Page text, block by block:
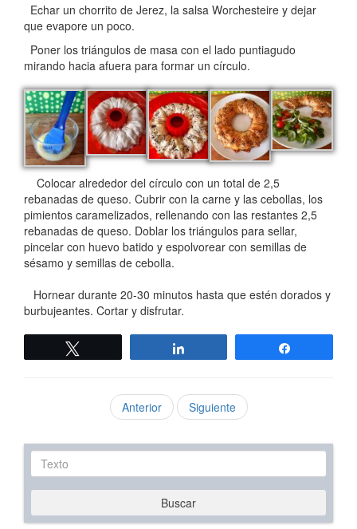
Echar un chorrito de Jerez, la salsa Worchesteire y dejar
que evapore un poco.
Poner los triángulos de masa con el lado puntiagudo
mirando hacia afuera para formar un círculo.
Colocar alrededor del círculo con un total de 2,5
rebanadas de queso. Cubrir con la carne y las cebollas, los
pimientos caramelizados, rellenando con las restantes 2,5
rebanadas de queso. Doblar los triángulos para sellar,
pincelar con huevo batido y espolvorear con semillas de
sésamo y semillas de cebolla.
Hornear durante 20-30 minutos hasta que estén dorados y
burbujeantes. Cortar y disfrutar.
Anterior Siguiente
Texto
Buscar